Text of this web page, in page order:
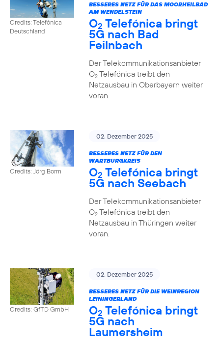
Credits: Telefónica
Deutschland
BESSERES NETZ FÜR DAS MOORHEILBAD
AM WENDELSTEIN
O2 Telefónica bringt
5G nach Bad
Feilnbach
Der Telekommunikationsanbieter
O2Telefónica treibt den
Netzausbau in Oberbayern weiter
voran.
Credits: Jörg Borm
02. Dezember 2025
BESSERES NETZ FÜR DEN
WARTBURGKREIS
O2 Telefónica bringt
5G nach Seebach
Der Telekommunikationsanbieter
O2Telefónica treibt den
Netzausbau in Thüringen weiter
voran.
Credits: GfTD GmbH
02. Dezember 2025
BESSERES NETZ FÜR DIE WEINREGION
LEININGERLAND
O2 Telefónica bringt
5G nach
Laumersheim